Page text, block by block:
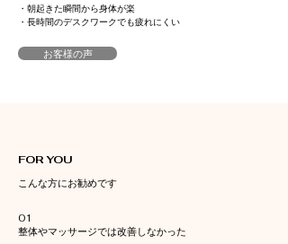
・朝起きた瞬間から身体が楽
・長時間のデスクワークでも疲れにくい
お客様の声
FOR YOU
こんな方にお勧めです
01
整体やマッサージでは改善しなかった